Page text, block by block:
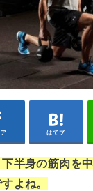
はてブ
半身の筋肉を
よね。